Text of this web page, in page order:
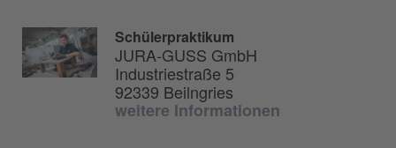
Schülerpraktikum
JURA-GUSS GmbH
Industriestraße 5
92339 Beilngries
weitere Informationen